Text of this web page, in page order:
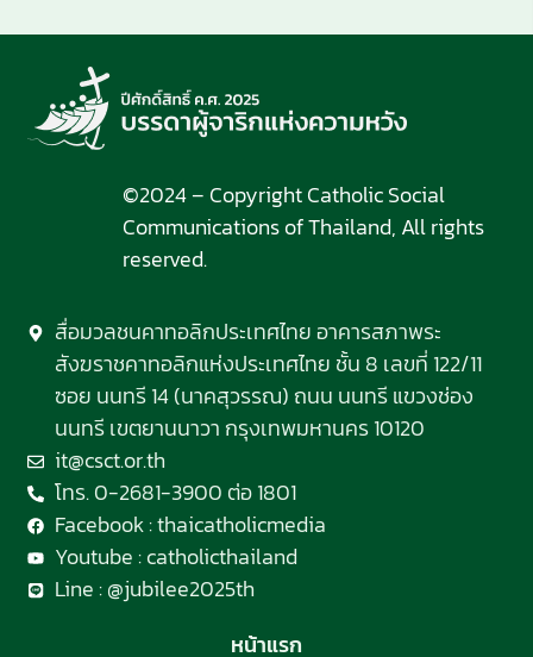
©2024 – Copyright Catholic Social
Communications of Thailand, All rights
reserved.
สื่อมวลชนคาทอลิกประเทศไทย อาคารสภาพระ
สังฆราชคาทอลิกแห่งประเทศไทย ชั้น 8 เลขที่ 122/11
ซอย นนทรี 14 (นาคสุวรรณ) ถนน นนทรี แขวงช่อง
นนทรี เขตยานนาวา กรุงเทพมหานคร 10120
it@csct.or.th
โทร. 0-2681-3900 ต่อ 1801
Facebook : thaicatholicmedia
Youtube : catholicthailand
Line : @jubilee2025th
หน้าแรก